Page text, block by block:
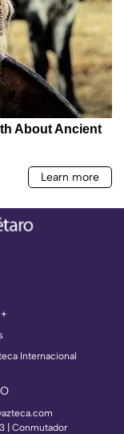
Internacional
| Conmutador